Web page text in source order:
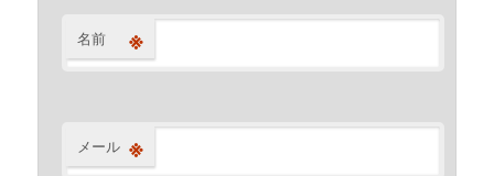
名前 ※
メール ※